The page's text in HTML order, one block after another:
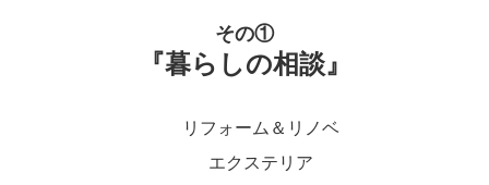
その①
『暮らしの相談』
リフォーム＆リノベ
エクステリア